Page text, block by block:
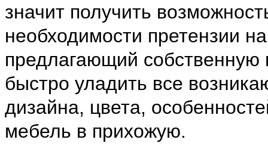
значит получить
необходимости претензии
предлагающий собственную
быстро уладить все
дизайна, цвета,
мебель в прихожую.